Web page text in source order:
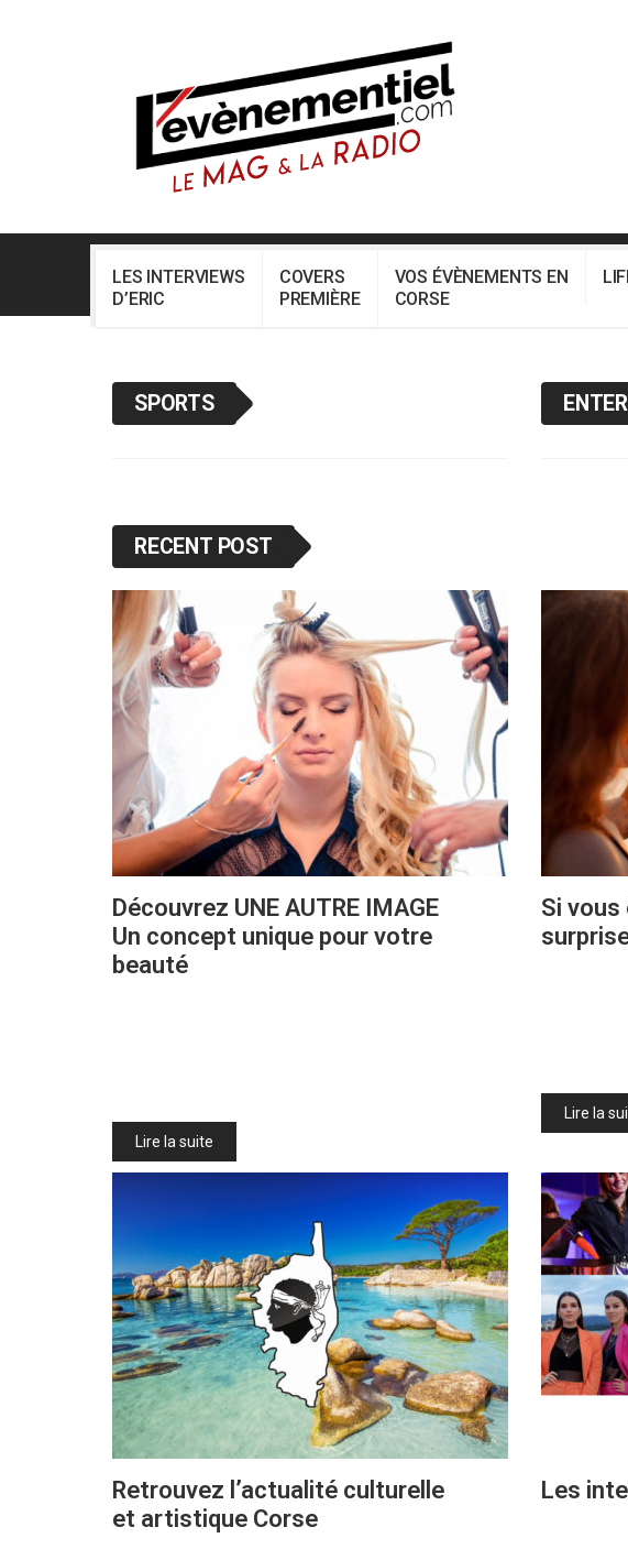
LES INTERVIEWS
D’ERIC
COVERS
PREMIÈRE
VOS ÉVÈNEMENTS EN
CORSE
SPORTS
RECENT POST
Découvrez UNE AUTRE IMAGE
Un concept unique pour votre
beauté
Lire la suite
Si vous
Lire la
Retrouvez l’actualité culturelle
et artistique Corse
Les